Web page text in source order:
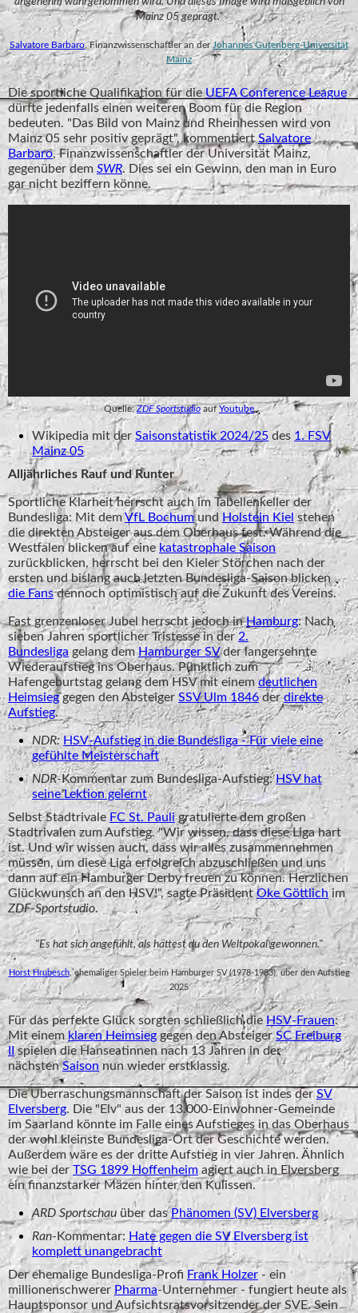
Mainz 05 geprägt."
Salvatore Barbaro, Finanzwissenschaftler an der Johannes Gutenberg-Universität
Mainz
Die sportliche Qualifikation für dieUEFA Conference League
dürfte jedenfalls einen weiteren Boom für die Region
bedeuten. "Das Bild von Mainz und Rheinhessen wird von
Mainz 05 sehr positiv geprägt", kommentiertSalvatore
Barbaro, Finanzwissenschaftler der Universität Mainz,
gegenüber dem SWR. Dies sei ein Gewinn, den man in Euro
gar nicht beziffern könne.
Quelle:ZDF SportstudioaufYoutube
Wikipedia mit der Saisonstatistik 2024/25 des 1. FSV
Mainz 05
Alljährliches Rauf und Runter
Sportliche Klarheit herrscht auch im Tabellenkeller der
Bundesliga: Mit demVfL Bochumund Holstein Kiel stehen
die direkten Absteiger aus dem Oberhaus fest. Während die
Westfalen blicken auf eine katastrophale Saison
zurückblicken, herrscht bei den Kieler Störchen nach der
ersten und bislang auch letzten Bundesliga-Saison blicken
die Fansdennoch optimistisch auf die Zukunft des Vereins.
Fast grenzenloser Jubel herrscht jedoch inHamburg: Nach
sieben Jahren sportlicher Tristesse in der 2.
Bundesligagelang demHamburger SVder langersehnte
Wiederaufstieg ins Oberhaus. Pünktlich zum
Hafengeburtstag gelang dem HSV mit einemdeutlichen
Heimsieggegen den Absteiger SSV Ulm 1846derdirekte
Aufstieg.
NDR: HSV-Aufstieg in die Bundesliga - Für viele eine
gefühlte Meisterschaft
NDR-Kommentar zum Bundesliga-Aufstieg:HSV hat
seine Lektion gelernt
Selbst Stadtrivale FC St. Pauligratulierte dem großen
Stadtrivalen zum Aufstieg. "Wir wissen, dass diese Liga hart
ist. Und wir wissen auch, dass wir alles zusammennehmen
müssen, um diese Liga erfolgreich abzuschließen und uns
dann auf ein Hamburger Derby freuen zu können. Herzlichen
Glückwunsch an den HSV!", sagte PräsidentOke Göttlich im
ZDF-Sportstudio.
"Es hat sich angefühlt, als hättest du den Weltpokal gewonnen."
Horst Hrubesch, ehemaliger Spieler beim Hamburger SV (1978-1983), über den Aufstieg
2025
Für das perfekte Glück sorgten schließlich die HSV-Frauen:
Mit einemklaren Heimsieggegen den AbsteigerSC Freiburg
IIspielen die Hanseatinnen nach 13 Jahren in der
nächstenSaison nun wieder erstklassig.
Die Überraschungsmannschaft der Saison ist indes derSV
Elversberg. Die "Elv" aus der 13.000-Einwohner-Gemeinde
im Saarland könnte im Falle eines Aufstieges in das Oberhaus
der wohl kleinste Bundesliga-Ort der Geschichte werden.
Außerdem wäre es der dritte Aufstieg in vier Jahren. Ähnlich
wie bei der TSG 1899 Hoffenheim agiert auch in Elversberg
ein finanzstarker Mäzen hinter den Kulissen.
ARD Sportschau über das Phänomen (SV) Elversberg
Ran-Kommentar: Hate gegen die SV Elversberg ist
komplett unangebracht
Der ehemalige Bundesliga-Profi Frank Holzer - ein
millionenschwerer Pharma-Unternehmer - fungiert heute als
Hauptsponsor und Aufsichtsratsvorsitzender der SVE. Sein